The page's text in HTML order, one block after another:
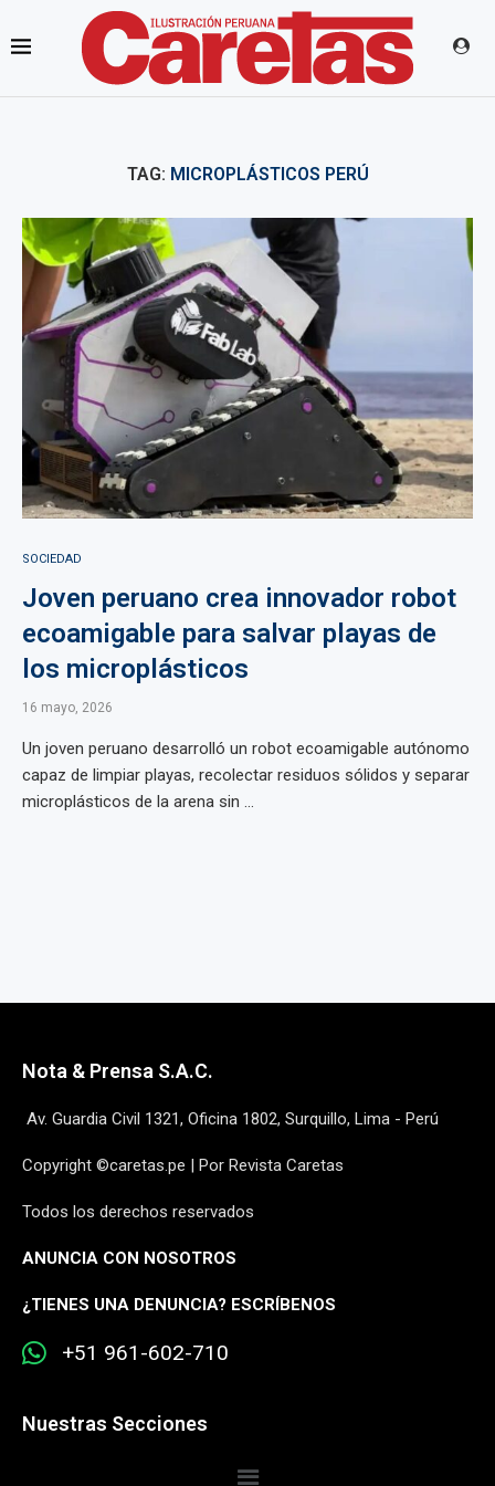
TAG: MICROPLÁSTICOS PERÚ
SOCIEDAD
Joven peruano crea innovador robot
ecoamigable para salvar playas de
los microplásticos
16 mayo, 2026
Un joven peruano desarrolló un robot ecoamigable autónomo
capaz de limpiar playas, recolectar residuos sólidos y separar
microplásticos de la arena sin ...
Nota & Prensa S.A.C.
Av. Guardia Civil 1321, Oficina 1802, Surquillo, Lima - Perú
Copyright ©caretas.pe | Por Revista Caretas
Todos los derechos reservados
ANUNCIA CON NOSOTROS
¿TIENES UNA DENUNCIA? ESCRÍBENOS
+51 961-602-710
Nuestras Secciones